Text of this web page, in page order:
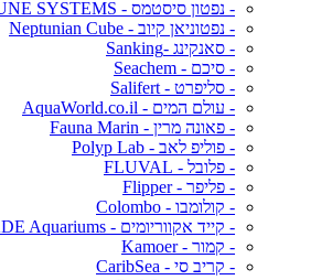
- נפטון סיסטמס - NEPTUNE SYSTEMS
- נפטוניאן קיוב - Neptunian Cube
- סאנקינג -Sanking
- סיכם - Seachem
- סליפרט - Salifert
- עולם המים - AquaWorld.co.il
- פאונה מרין - Fauna Marin
- פוליפ לאב - Polyp Lab
- פלובל - FLUVAL
- פליפר - Flipper
- קולומבו - Colombo
- קייד אקווריומים - CADE Aquariums
- קמור - Kamoer
- קריב סי - CaribSea